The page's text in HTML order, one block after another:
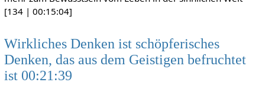
[134 | 00:15:04]
Wirkliches Denken ist schöpferisches
Denken, das aus dem Geistigen befruchtet
ist 00:21:39